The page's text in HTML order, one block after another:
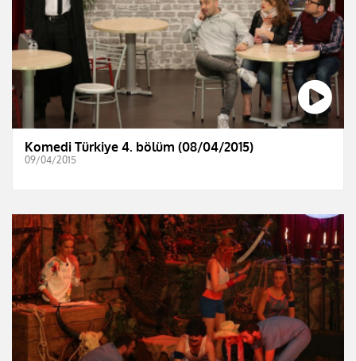
Komedi Türkiye 4. bölüm (08/04/2015)
09/04/2015